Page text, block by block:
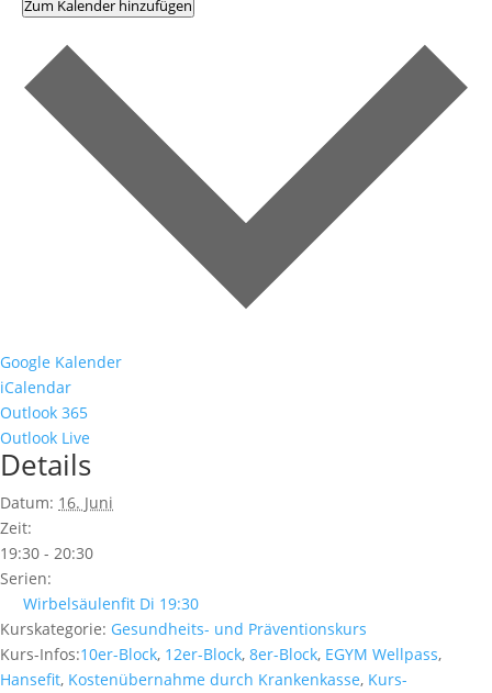
Zum Kalender hinzufügen
Google Kalender
iCalendar
Outlook 365
Outlook Live
Details
Datum: 16. Juni
Zeit:
19:30 - 20:30
Serien:
Wirbelsäulenfit Di 19:30
Kurskategorie: Gesundheits- und Präventionskurs
Kurs-Infos:10er-Block, 12er-Block, 8er-Block, EGYM Wellpass,
Hansefit, Kostenübernahme durch Krankenkasse, Kurs-